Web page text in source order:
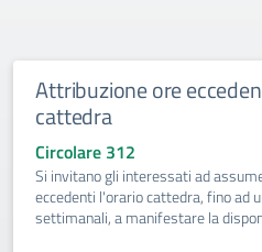
Attribuzione ore
cattedra
Circolare 312
Si invitano gli interessati ad
eccedenti l'orario cattedra, fino ad
settimanali, a manifestare la